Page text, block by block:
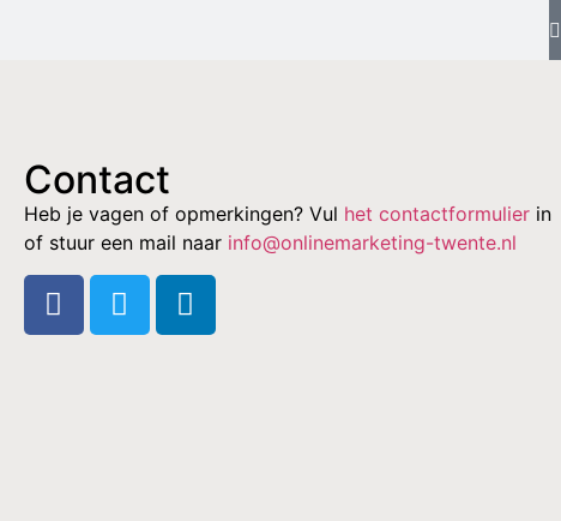
Kleding
De overhemden bij Heerenzaak.nl
Contact
Heb je vagen of opmerkingen? Vul het contactformulierin
of stuur een mail naar info@onlinemarketing-twente.nl